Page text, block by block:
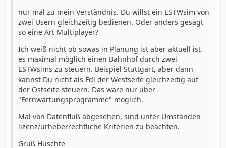
nur mal zu mein Verständnis. Du willst ein ESTWsim von
zwei Usern gleichzeitig bedienen. Oder anders gesagt
so eine Art Multiplayer?
Ich weiß nicht ob sowas in Planung ist aber aktuell ist
es maximal möglich einen Bahnhof durch zwei
ESTWsims zu steuern. Beispiel Stuttgart, aber dann
kannst Du nicht als Fdl der Westseite gleichzeitig auf
der Ostseite steuern. Das wäre nur über
"Fernwartungsprogramme" möglich.
Mal von Datenfluß abgesehen, sind unter Umständen
lizenz/urheberrechtliche Kriterien zu beachten.
Gruß Huschte